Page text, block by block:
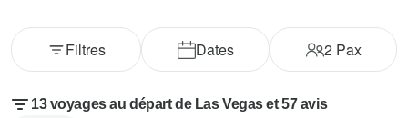
Dates 2Pax
Filtres
13 voyages au départ de Las Vegas et 57 avis